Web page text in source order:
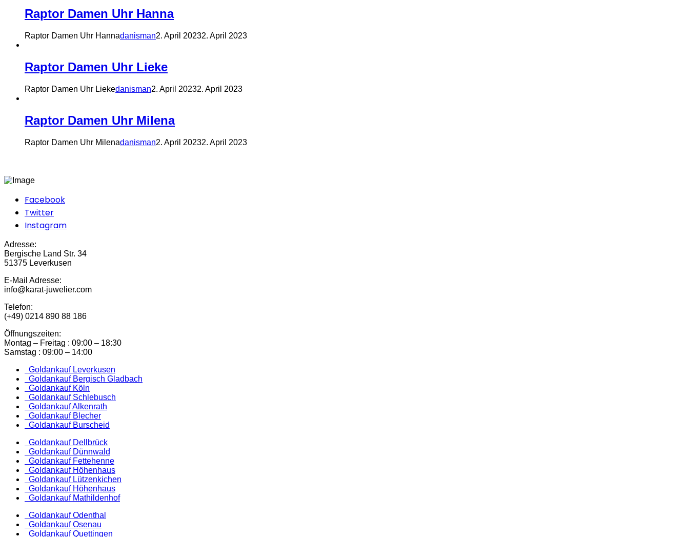
Raptor Damen Uhr Hanna
Raptor Damen Uhr Hannadanisman2. April 20232. April 2023
Raptor Damen Uhr Lieke
Raptor Damen Uhr Liekedanisman2. April 20232. April 2023
Raptor Damen Uhr Milena
Raptor Damen Uhr Milenadanisman2. April 20232. April 2023
Facebook
Twitter
Instagram
Adresse:
Bergische Land Str. 34
51375 Leverkusen
E-Mail Adresse:
info@karat-juwelier.com
Telefon:
(+49) 0214 890 88 186
Öffnungszeiten:
Montag – Freitag : 09:00 – 18:30
Samstag : 09:00 – 14:00
Goldankauf Leverkusen
Goldankauf Bergisch Gladbach
Goldankauf Köln
Goldankauf Schlebusch
Goldankauf Alkenrath
Goldankauf Blecher
Goldankauf Burscheid
Goldankauf Dellbrück
Goldankauf Dünnwald
Goldankauf Fettehenne
Goldankauf Höhenhaus
Goldankauf Lützenkichen
Goldankauf Höhenhaus
Goldankauf Mathildenhof
Goldankauf Odenthal
Goldankauf Osenau
Goldankauf Quettingen